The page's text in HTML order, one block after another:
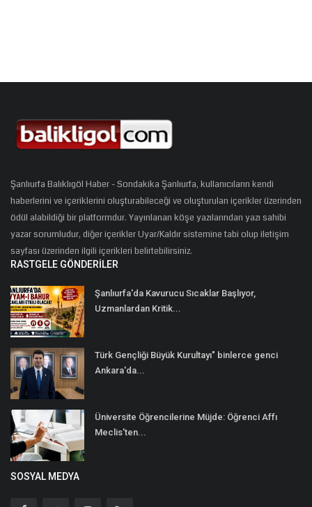
Şanlıurfa Balıklıgöl Haber - Sondakika Şanlıurfa, kullanıcıların kendi
haberlerini ve içeriklerini oluşturabileceği ve oluşturulan içerikler üzerinden
ödül alabildiği bir platformdur. Yayınlanan köşe yazılarından yazı sahibi
yazar sorumludur, diğer içerikler Uyar/Kaldır sistemine tabi olup iletişim
sayfası üzerinden ilgili içerikleri belirtebilirsiniz.
RASTGELE GÖNDERILER
Şanlıurfa'da Kavurucu Sıcaklar Başlıyor,
Uzmanlardan Kritik...
Türk Gençliği Büyük Kurultayı" binlerce genci
Ankara'da...
Üniversite Öğrencilerine Müjde: Öğrenci Affı
Meclis'ten...
SOSYAL MEDYA